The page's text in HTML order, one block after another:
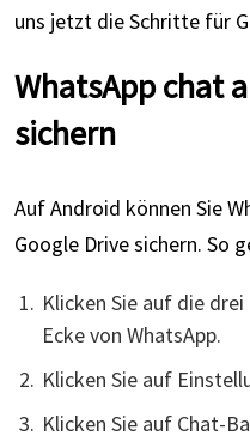
uns jetzt die Schritte für
WhatsApp chat
sichern
Auf Android können Sie
Google Drive sichern. So
Klicken Sie auf die
Ecke von WhatsApp.
Klicken Sie auf
Klicken Sie auf Chat-